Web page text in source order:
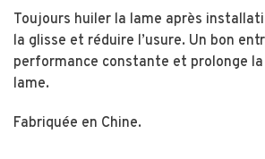
Toujours huiler la lame après
la glisse et réduire l’usure. Un bon
performance constante et prolonge la
lame.
Fabriquée en Chine.